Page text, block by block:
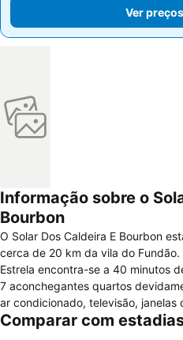
Ver
Ver preços
Informação sobre o
Bourbon
O Solar Dos Caldeira E Bourbon
cerca de 20 km da vila do
Estrela encontra-se a 40 minutos
7 aconchegantes quartos
ar condicionado, televisão, janelas
comodidades para preparar café e
Comparar com